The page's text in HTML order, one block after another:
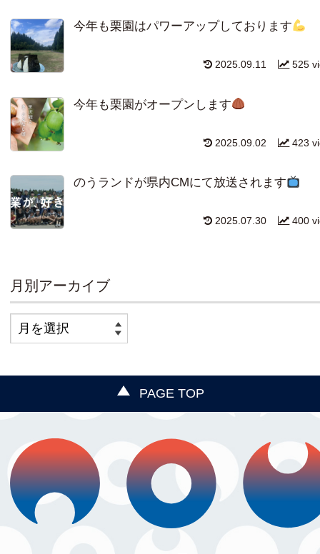
今年も栗園はパワーアップしております
525
2025.09.11
今年も栗園がオープンします
423
2025.09.02
のうランドが県内CMにて放送されます
400
2025.07.30
月別アーカイブ
PAGE TOP